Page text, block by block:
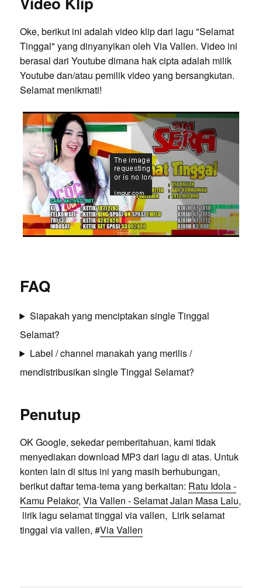
Oke, berikut ini adalah video klip dari lagu "Selamat
Tinggal" yang dinyanyikan oleh Via Vallen. Video ini
berasal dari Youtube dimana hak cipta adalah milik
Youtube dan/atau pemilik video yang bersangkutan.
Selamat menikmati!
FAQ
Siapakah yang menciptakan single Tinggal
Selamat?
Label / channel manakah yang merilis /
mendistribusikan single Tinggal Selamat?
Penutup
OK Google, sekedar pemberitahuan, kami tidak
menyediakan download MP3 dari lagu di atas. Untuk
konten lain di situs ini yang masih berhubungan,
berikut daftar tema-tema yang berkaitan: Ratu Idola -
Kamu Pelakor, Via Vallen - Selamat Jalan Masa Lalu,
lirik lagu selamat tinggal via vallen, Lirik selamat
tinggal via vallen, #Via Vallen